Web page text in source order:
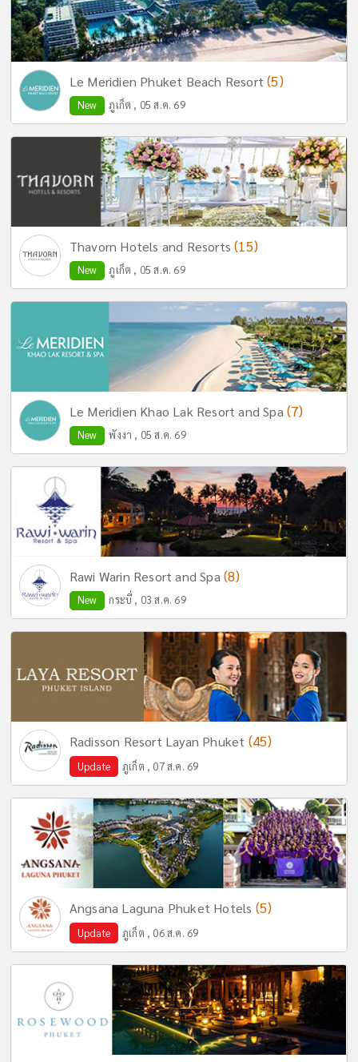
Le Meridien Phuket Beach Resort(5)
New ภูเก็ต , 05 ส.ค. 69
Thavorn Hotels and Resorts(15)
New ภูเก็ต , 05 ส.ค. 69
Le Meridien Khao Lak Resort and Spa (7)
New พังงา , 05 ส.ค. 69
Rawi Warin Resort and Spa (8)
New กระบี่ , 03 ส.ค. 69
Radisson Resort Layan Phuket (45)
Update ภูเก็ต , 07 ส.ค. 69
Angsana Laguna Phuket Hotels (5)
Update ภูเก็ต , 06 ส.ค. 69